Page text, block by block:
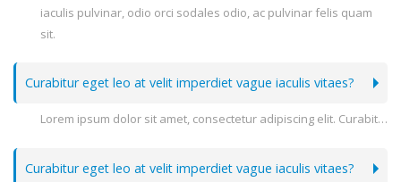
iaculis pulvinar, odio orci sodales odio, ac pulvinar felis quam
sit.
Curabitur eget leo at velit imperdiet vague iaculis vitaes?
Lorem ipsum dolor sit amet, consectetur adipiscing elit. Curabitur eget leo at velit imperdiet varius. In eu ipsum vitae velit congue iaculis vitae at risus. Nullam tortor nunc, bibendum vitae semper a, volutpat eget massa. Lorem ipsum dolor sit amet, consectetur adipiscing elit. Integer fringilla, orci sit amet posuere auctor, orci eros pellentesque odio, nec pellentesque erat ligula nec massa. Aenean consequat lorem ut felis ullamcorper posuere gravida tellus faucibus. Maecenas dolor elit, pulvinar eu vehicula eu, consequat et lacus. Duis et purus ipsum. In auctor mattis ipsum id molestie. Donec risus nulla, fringilla a rhoncus vitae, semper a massa. Vivamus ullamcorper, enim sit amet consequat laoreet, tortor tortor dictum urna, ut egestas urna ipsum nec libero. Nulla justo leo, molestie vel tempor nec, egestas at massa. Aenean pulvinar, felis porttitor iaculis pulvinar, odio orci sodales odio, ac pulvinar felis quam sit.
Curabitur eget leo at velit imperdiet vague iaculis vitaes?